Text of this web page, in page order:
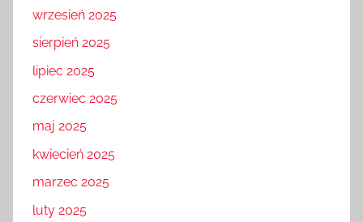
wrzesień 2025
sierpień 2025
lipiec 2025
czerwiec 2025
maj 2025
kwiecień 2025
marzec 2025
luty 2025